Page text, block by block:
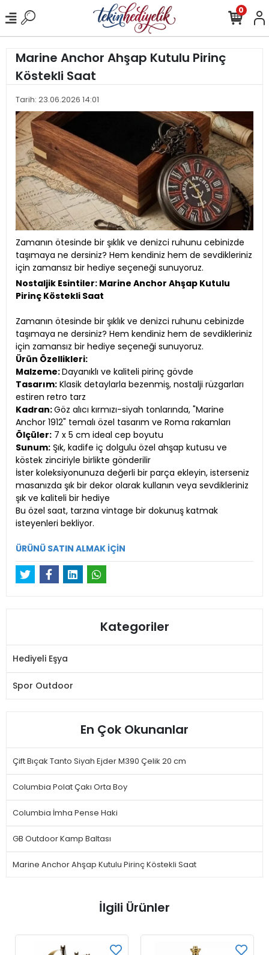
0
Marine Anchor Ahşap Kutulu Pirinç
Köstekli Saat
Tarih: 23.06.2026 14:01
Zamanın ötesinde bir şıklık ve denizci ruhunu cebinizde
taşımaya ne dersiniz? Hem kendiniz hem de sevdikleriniz
için zamansız bir hediye seçeneği sunuyoruz.
Nostaljik Esintiler: Marine Anchor Ahşap Kutulu
Pirinç Köstekli Saat
Zamanın ötesinde bir şıklık ve denizci ruhunu cebinizde
taşımaya ne dersiniz? Hem kendiniz hem de sevdikleriniz
için zamansız bir hediye seçeneği sunuyoruz.
Ürün Özellikleri:
Malzeme:Dayanıklı ve kaliteli pirinç gövde
Tasarım: Klasik detaylarla bezenmiş, nostalji rüzgarları
estiren retro tarz
Kadran:Göz alıcı kırmızı-siyah tonlarında, "Marine
Anchor 1912" temalı özel tasarım ve Roma rakamları
Ölçüler: 7 x 5 cm ideal cep boyutu
Sunum: Şık, kadife iç dolgulu özel ahşap kutusu ve
köstek zinciriyle birlikte gönderilir
İster koleksiyonunuza değerli bir parça ekleyin, isterseniz
masanızda şık bir dekor olarak kullanın veya sevdikleriniz
şık ve kaliteli bir hediye
Bu özel saat, tarzına vintage bir dokunuş katmak
isteyenleri bekliyor.
ÜRÜNÜ SATIN ALMAK İÇİN
Kategoriler
Hediyeli Eşya
Spor Outdoor
En Çok Okunanlar
Çift Bıçak Tanto Siyah Ejder M390 Çelik 20 cm
Columbia Polat Çakı Orta Boy
Columbia İmha Pense Haki
GB Outdoor Kamp Baltası
Marine Anchor Ahşap Kutulu Pirinç Köstekli Saat
İlgili Ürünler